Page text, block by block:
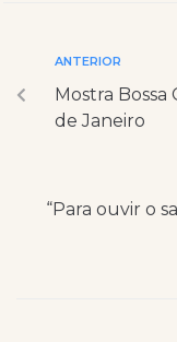
ANTERIOR
Mostra
de Janeiro
“Para ouvir o